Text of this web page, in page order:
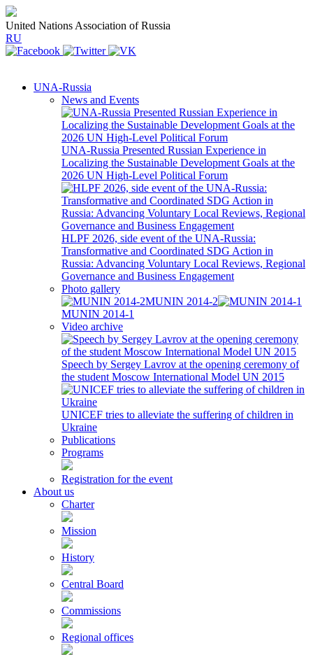
United Nations Association of Russia
RU
UNA-Russia
News and Events
UNA-Russia Presented Russian Experience in
Localizing the Sustainable Development Goals at the
2026 UN High-Level Political Forum
HLPF 2026, side event of the UNA-Russia:
Transformative and Coordinated SDG Action in
Russia: Advancing Voluntary Local Reviews, Regional
Governance and Business Engagement
Photo gallery
MUNIN 2014-2
MUNIN 2014-1
Video archive
Speech by Sergey Lavrov at the opening ceremony of
the student Moscow International Model UN 2015
UNICEF tries to alleviate the suffering of children in
Ukraine
Publications
Programs
Registration for the event
About us
Charter
Mission
History
Central Board
Commissions
Regional offices